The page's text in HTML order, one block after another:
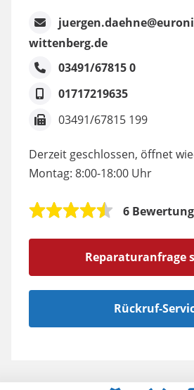
wittenberg.de
03491/67815 0
01717219635
03491/67815 199
Derzeit geschlossen, öffnet
Montag: 8:00-18:00 Uhr
6
Reparaturanfrage
Rückruf-